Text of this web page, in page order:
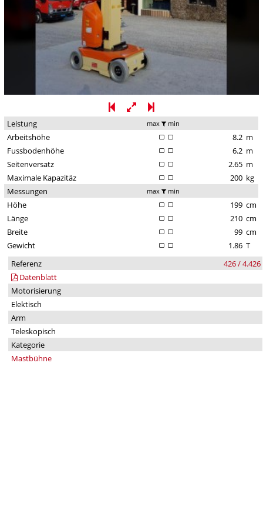
Leistung max min
Arbeitshöhe 8.2 m
Fussbodenhöhe
6.2 m
Seitenversatz
2.65 m
Maximale Kapazitäz
200 kg
Messungen
max min
Höhe 199 cm
Länge
210 cm
Breite
99 cm
Gewicht
1.86 T
Referenz
426 / 4.426
Datenblatt
Motorisierung
Elektisch
Arm
Teleskopisch
Kategorie
Mastbühne